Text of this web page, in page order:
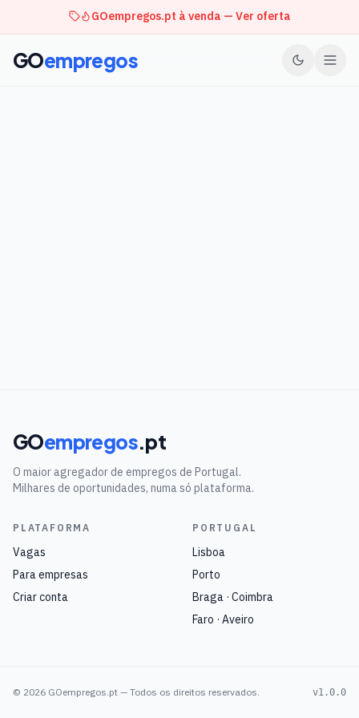
GOempregos.pt à venda — Ver oferta
GOempregos
GOempregos.pt
O maior agregador de empregos de Portugal.
Milhares de oportunidades, numa só plataforma.
PLATAFORMA
Vagas
Para empresas
Criar conta
PORTUGAL
Lisboa
Porto
Braga · Coimbra
Faro · Aveiro
© 2026 GOempregos.pt — Todos os direitos reservados. v1.0.0